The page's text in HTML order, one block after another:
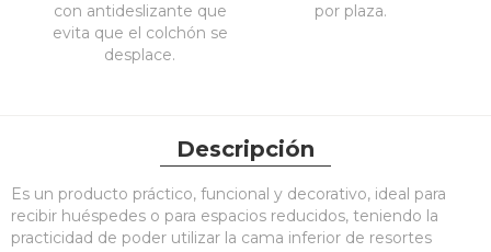
con antideslizante que
evita que el colchón se
desplace.
por plaza.
Descripción
Es un producto práctico, funcional y decorativo, ideal para
recibir huéspedes o para espacios reducidos, teniendo la
practicidad de poder utilizar la cama inferior de resortes